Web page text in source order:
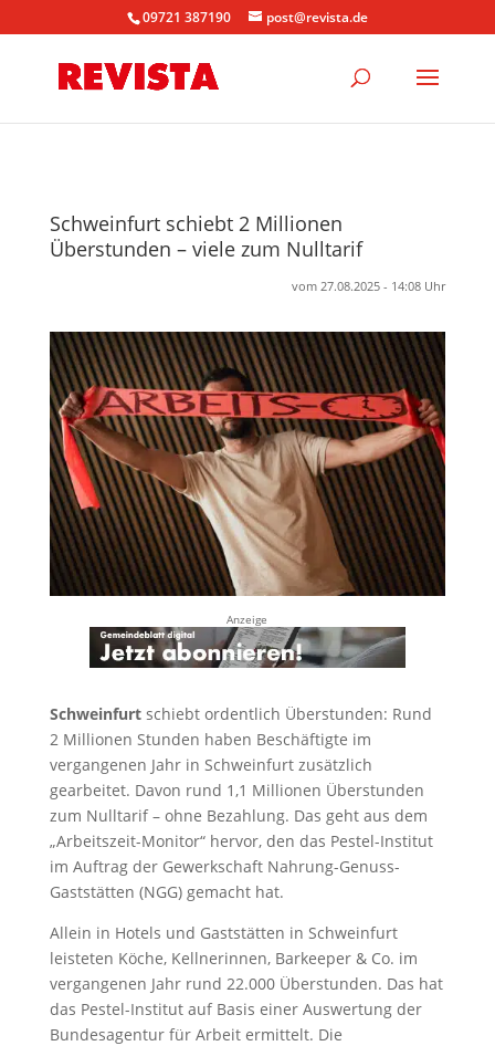
09721 387190 post@revista.de
Schweinfurt schiebt 2 Millionen
Überstunden – viele zum Nulltarif
vom 27.08.2025 - 14:08 Uhr
Anzeige
Schweinfurtschiebt ordentlich Überstunden: Rund
2 Millionen Stunden haben Beschäftigte im
vergangenen Jahr in Schweinfurt zusätzlich
gearbeitet. Davon rund 1,1 Millionen Überstunden
zum Nulltarif – ohne Bezahlung. Das geht aus dem
„Arbeitszeit-Monitor“ hervor, den das Pestel-Institut
im Auftrag der Gewerkschaft Nahrung-Genuss-
Gaststätten (NGG) gemacht hat.
Allein in Hotels und Gaststätten in Schweinfurt
leisteten Köche, Kellnerinnen, Barkeeper & Co. im
vergangenen Jahr rund 22.000 Überstunden. Das hat
das Pestel-Institut auf Basis einer Auswertung der
Bundesagentur für Arbeit ermittelt. Die